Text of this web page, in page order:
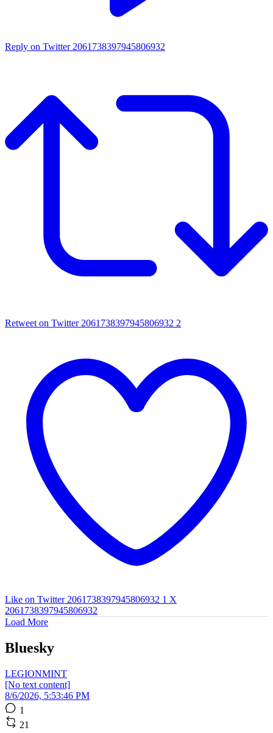
Reply on Twitter 2061738397945806932
Retweet on Twitter 2061738397945806932 2
Like on Twitter 2061738397945806932 1 X
2061738397945806932
Load More
Bluesky
LEGIONMINT
[No text content]
8/6/2026, 5:53:46 PM
1
21